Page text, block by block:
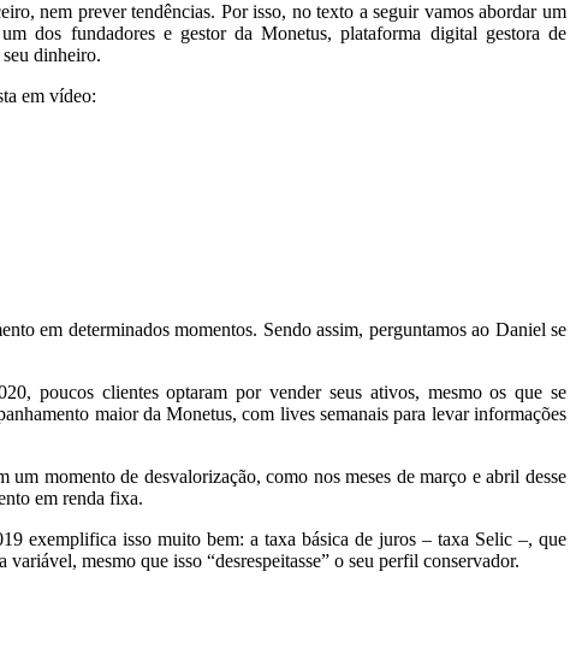
nem prever tendências. Por isso, no texto a seguir vamos abordar um
dos fundadores e gestor da Monetus, plataforma digital gestora de
dinheiro.
em vídeo:
em determinados momentos. Sendo assim, perguntamos ao Daniel se
poucos clientes optaram por vender seus ativos, mesmo os que se
maior da Monetus, com lives semanais para levar informações
momento de desvalorização, como nos meses de março e abril desse
em renda fixa.
exemplifica isso muito bem: a taxa básica de juros – taxa Selic –, que
mesmo que isso “desrespeitasse” o seu perfil conservador.